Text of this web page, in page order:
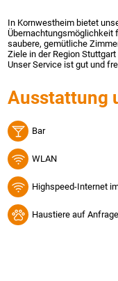
Ausstattung
Bar
WLAN
Highspeed-Internet
Haustiere auf Anfrage
In Kornwestheim bietet
Übernachtungsmöglichkeit
saubere, gemütliche
Ziele in der Region
Unser Service ist gut und